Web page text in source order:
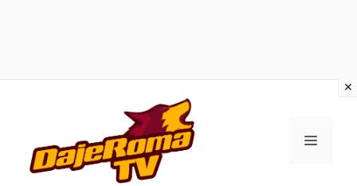
contenuto
MENU